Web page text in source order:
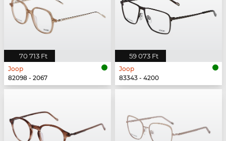
70 713 Ft
Joop
82098 - 2067
59 073 Ft
Joop
83343 - 4200